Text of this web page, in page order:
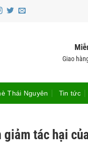
Giao
Thái Nguyên Tin tức
giảm tác hại